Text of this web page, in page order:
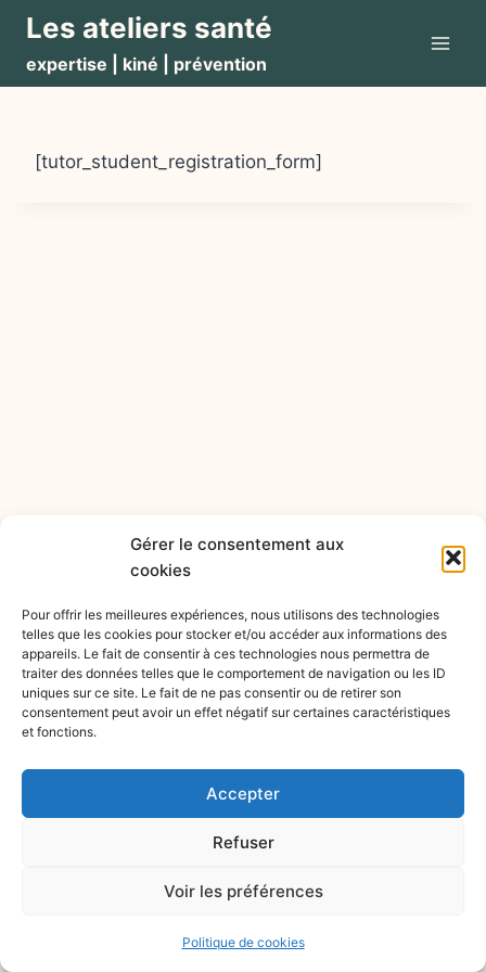
Gérer le consentement aux
cookies
Pour offrir les meilleures expériences, nous utilisons des technologies
telles que les cookies pour stocker et/ou accéder aux informations des
appareils. Le fait de consentir à ces technologies nous permettra de
traiter des données telles que le comportement de navigation ou les ID
uniques sur ce site. Le fait de ne pas consentir ou de retirer son
consentement peut avoir un effet négatif sur certaines caractéristiques
et fonctions.
Accepter
Refuser
Voir les préférences
Politique de cookies
Aller
contenu
Les ateliers santé
expertise | kiné | prévention
[tutor_student_registration_form]
Politique de cookies